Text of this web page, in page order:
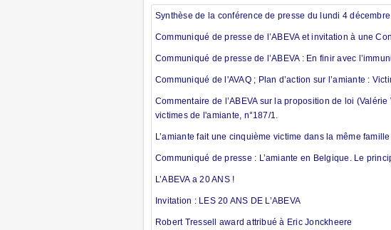
Synthèse de la conférence de presse du lundi 4
Communiqué de presse de l’ABEVA et invitation à une
Communiqué de presse de l’ABEVA : En finir avec
Communiqué de l'AVAQ ; Plan d’action sur l’amiante :
Commentaire de l’ABEVA sur la proposition de loi
victimes de l'amiante, n°187/1.
L’amiante fait une cinquième victime dans la même famille
Communiqué de presse : L’amiante en Belgique. Le
L’ABEVA a 20 ANS !
Invitation : LES 20 ANS DE L’ABEVA
Robert Tressell award attribué à Eric Jonckheere